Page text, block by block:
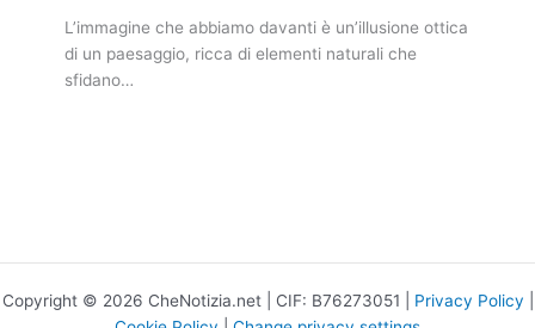
L’immagine che abbiamo davanti è un’illusione ottica
di un paesaggio, ricca di elementi naturali che
sfidano…
Copyright © 2026 CheNotizia.net | CIF: B76273051 | Privacy Policy